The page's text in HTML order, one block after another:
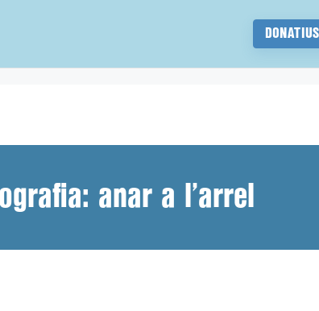
DONATIUS
anar a l’arrel